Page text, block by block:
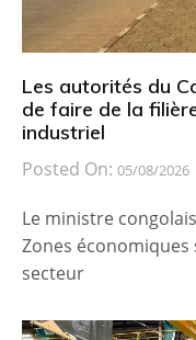
Les autorités du
de faire de la
industriel
Posted On: 05/08/2026
Le ministre
Zones
secteur